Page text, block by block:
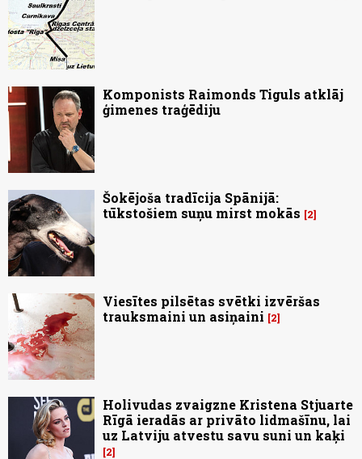
Komponists Raimonds Tiguls atklāj
ģimenes traģēdiju
Šokējoša tradīcija Spānijā:
tūkstošiem suņu mirst mokās
2
Viesītes pilsētas svētki izvēršas
trauksmaini un asiņaini
2
Holivudas zvaigzne Kristena Stjuarte
Rīgā ieradās ar privāto lidmašīnu, lai
uz Latviju atvestu savu suni un kaķi
2